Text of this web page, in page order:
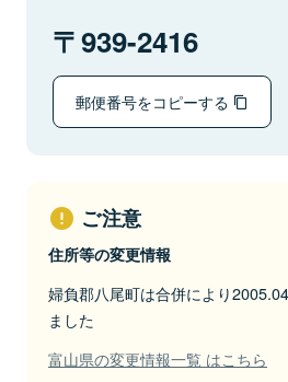
939-2416
郵便番号をコピーする
ご注意
住所等の変更情報
婦負郡八尾町は合併により
ました
富山県の変更情報一覧 はこちら